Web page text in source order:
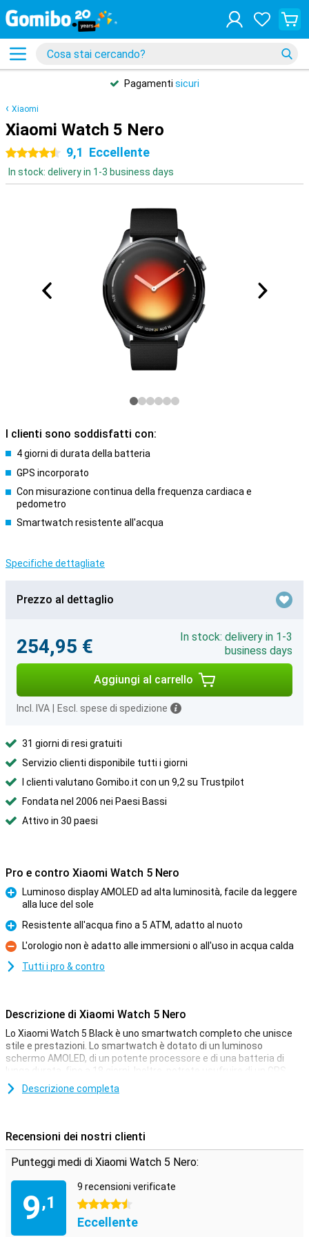
Pagamenti sicuri
Xiaomi
Xiaomi Watch 5 Nero
4.5 stelle9,1 Eccellente
In stock: delivery in 1-3 business days
I clienti sono soddisfatti con:
4 giorni di durata della batteria
GPS incorporato
Con misurazione continua della frequenza cardiaca e
pedometro
Smartwatch resistente all'acqua
Specifiche dettagliate
Prezzo al dettaglio
254,95 €
In stock: delivery in 1-3
business days
Aggiungi al carrello
Incl. IVA Escl. spese di spedizione
31 giorni di resi gratuiti
Servizio clienti disponibile tutti i giorni
I clienti valutano Gomibo.it con un 9,2 su Trustpilot
Fondata nel 2006 nei Paesi Bassi
Attivo in 30 paesi
Pro e contro Xiaomi Watch 5 Nero
Luminoso display AMOLED ad alta luminosità, facile da leggere
alla luce del sole
Pro
Resistente all'acqua fino a 5 ATM, adatto al nuoto
Contro
L'orologio non è adatto alle immersioni o all'uso in acqua calda
Tutti i pro & contro
Descrizione di Xiaomi Watch 5 Nero
Lo Xiaomi Watch 5 Black è uno smartwatch completo che unisce
stile e prestazioni. Lo smartwatch è dotato di un luminoso
schermo AMOLED, di un potente processore e di una batteria di
lunga durata, fino a 18 giorni. Inoltre, potrete usufruire di un GPS
preciso, di funzioni sanitarie complete e di pratici extra come le
chiamate Bluetooth e l'NFC. L'orologio è resistente all'acqua e
Display AMOLED luminoso per ogni situazione
Lo schermo AMOLED dello Xiaomi Watch 5 Black offre una
visualizzazione nitida e colorata. Con una risoluzione di 480x480
pixel e un'elevata luminosità fino a 1500 nits, potrete leggere tutto
senza fatica. Anche in piena luce solare, lo schermo rimane ben
visibile. Ideale per controllare rapidamente le notifiche o i risultati
sportivi in movimento. Grazie alle dimensioni compatte di 1,54
Descrizione completa
Recensioni dei nostri clienti
Punteggi medi di Xiaomi Watch 5 Nero:
9,1
9 recensioni verificate
4.5 stelle
Eccellente